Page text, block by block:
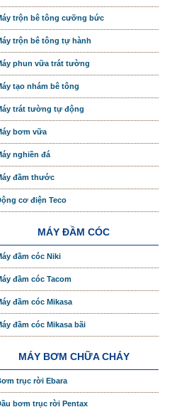
trộn bê tông cưỡng bức
trộn bê tông tự hành
phun vữa trát tường
tạo nhám bê tông
trát tường tự động
bơm vữa
nghiền đá
đầm thước
cơ điện Teco
MÁY ĐẦM CÓC
đầm cóc Niki
đầm cóc Tacom
đầm cóc Mikasa
đầm cóc Mikasa bãi
MÁY BƠM CHỮA CHÁY
trục rời Ebara
bơm trục rời Pentax